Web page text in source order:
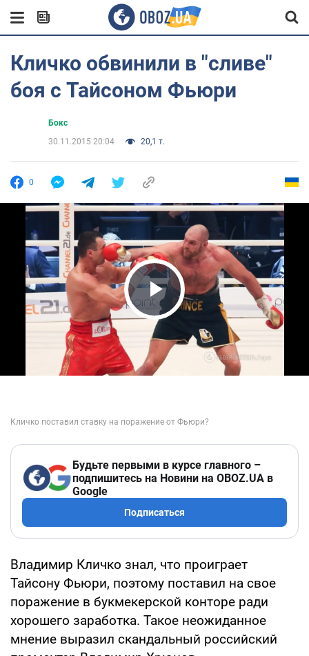
Кличко обвинили в "сливе"
боя с Тайсоном Фьюри
Бокс
30.11.2015 20:04
20,1 т.
0
Play Video
Будьте первыми в курсе главного –
подпишитесь на Новини на OBOZ.UA в
Google
Подписаться
Владимир Кличко знал, что проиграет
Тайсону Фьюри, поэтому поставил на свое
поражение в букмекерской конторе ради
хорошего заработка. Такое неожиданное
мнение выразил скандальный российский